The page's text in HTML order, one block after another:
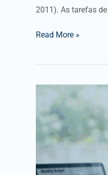
2011). As tarefas
Read More »
Microsoft
Power
Transformando
Dados
Decisões